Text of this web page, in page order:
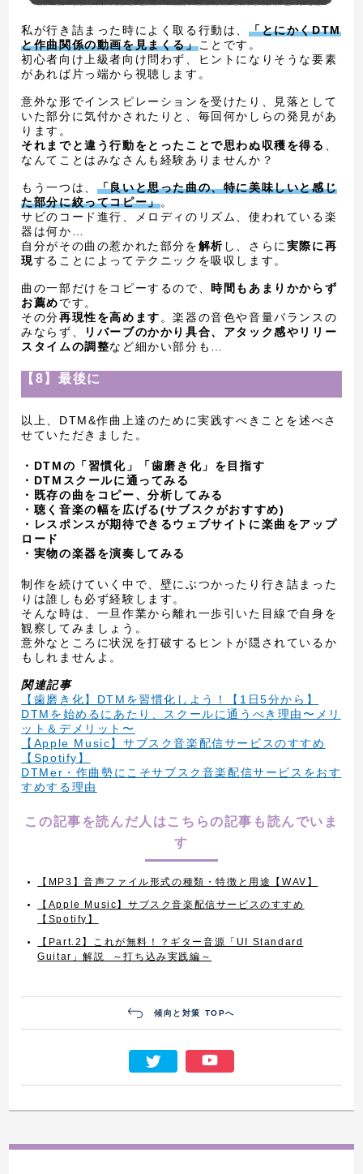
私が行き詰まった時によく取る行動は、「とにかくDTM
と作曲関係の動画を見まくる」ことです。
初心者向け上級者向け問わず、ヒントになりそうな要素
があれば片っ端から視聴します。
意外な形でインスピレーションを受けたり、見落として
いた部分に気付かされたりと、毎回何かしらの発見があ
ります。
それまでと違う行動をとったことで思わぬ収穫を得る 、
なんてことはみなさんも経験ありませんか？
もう一つは、 「良いと思った曲の、特に美味しいと感じ
た部分に絞ってコピー」。
サビのコード進行、メロディのリズム、使われている楽
器は何か…
自分がその曲の惹かれた部分を解析 し、さらに実際に再
現することによってテクニックを吸収します。
曲の一部だけをコピーするので、 時間もあまりかからず
お薦めです。
その分再現性を高めます。楽器の音色や音量バランスの
みならず、
リバーブのかかり具合、アタック感やリリー
スタイムの調整など細かい部分も…
【8】最後に
以上、DTM&作曲上達のために実践すべきことを述べさ
せていただきました。
・DTMの「習慣化」「歯磨き化」を目指す
・DTMスクールに通ってみる
・既存の曲をコピー、分析してみる
・聴く音楽の幅を広げる(サブスクがおすすめ)
・レスポンスが期待できるウェブサイトに楽曲をアップ
ロード
・実物の楽器を演奏してみる
制作を続けていく中で、壁にぶつかったり行き詰まった
りは誰しも必ず経験します。
そんな時は、一旦作業から離れ一歩引いた目線で自身を
観察してみましょう。
意外なところに状況を打破するヒントが隠されているか
もしれませんよ。
関連記事
【歯磨き化】DTMを習慣化しよう！【1日5分から】
DTMを始めるにあたり、スクールに通うべき理由〜メリ
ット＆デメリット〜
【Apple Music】サブスク音楽配信サービスのすすめ
【Spotify】
DTMer・作曲勢にこそサブスク音楽配信サービスをおす
すめする理由
この記事を読んだ人はこちらの記事も読んでいま
す
【MP3】音声ファイル形式の種類・特徴と用途【WAV】
【Apple Music】サブスク音楽配信サービスのすすめ
【Spotify】
【Part.2】これが無料！？ギター音源「UI Standard
Guitar」解説 ～打ち込み実践編～
傾向と対策 TOPへ